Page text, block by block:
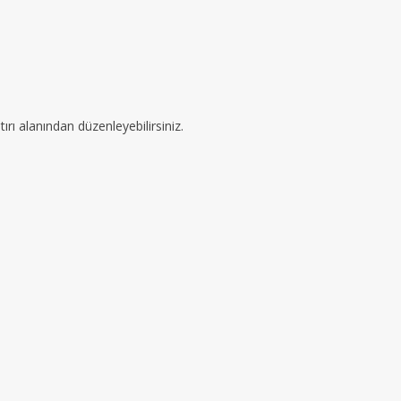
alanından düzenleyebilirsiniz.